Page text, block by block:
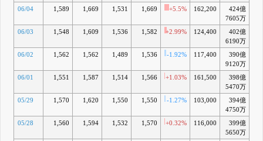
06/04 1,589 1,669 1,531 1,669 +5.5% 162,200
424億
7605万
06/03 1,548 1,609 1,536 1,582 +2.99% 124,400
402億
6190万
06/02 1,562 1,562 1,489 1,536 -1.92% 117,400
390億
9120万
06/01 1,551 1,587 1,514 1,566 +1.03% 161,500
398億
5470万
05/29 1,570 1,620 1,550 1,550 -1.27% 103,000
394億
4750万
05/28 1,560 1,594 1,532 1,570 +0.32% 116,000
399億
5650万